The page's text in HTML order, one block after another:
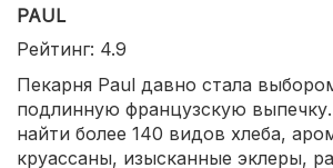
PAUL
Рейтинг: 4.9
Пекарня Paul давно стала
подлинную французскую
найти более 140 видов хлеба,
круассаны, изысканные эклеры,